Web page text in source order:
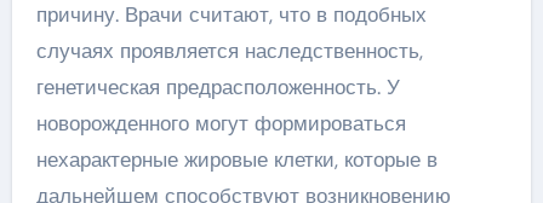
причину. Врачи считают, что в подобных
случаях проявляется наследственность,
генетическая предрасположенность. У
новорожденного могут формироваться
нехарактерные жировые клетки, которые в
дальнейшем способствуют возникновению